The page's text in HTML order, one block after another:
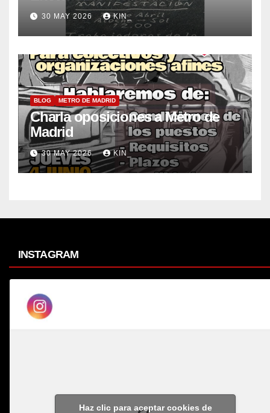
30 MAY 2026 KIN_
BLOG METRO DE MADRID
Charla oposiciones a Metro de
Madrid
30 MAY 2026 KIN_
INSTAGRAM
Haz clic para aceptar cookies de